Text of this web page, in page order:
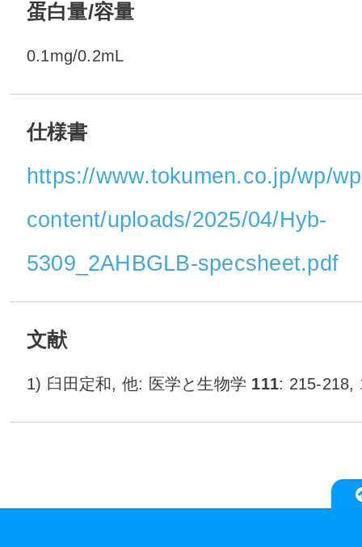
蛋白量/容量
0.1mg/0.2mL
仕様書
https://www.tokumen.co.jp/wp/
content/uploads/2025/04/Hyb-
5309_2AHBGLB-specsheet.pdf
文献
1) 臼田定和, 他: 医学と生物学 111: 215-218,